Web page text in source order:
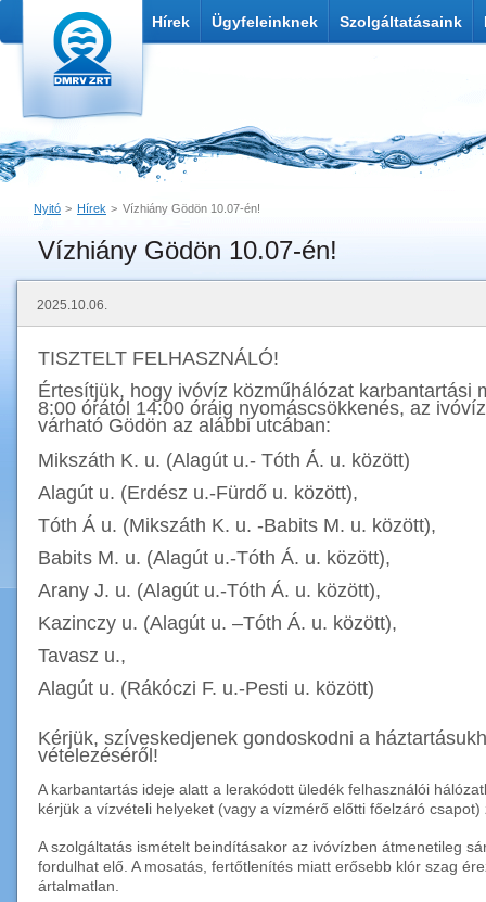
Hírek Ügyfeleinknek Szolgáltatásaink
Nyitó Hírek Vízhiány Gödön 10.07-én!
Vízhiány Gödön 10.07-én!
Link küldése
Nyomtatás
2025.10.06.
TISZTELT FELHASZNÁLÓ!
Értesítjük, hogy ivóvíz közműhálózat karbantartási
8:00 órától 14:00 óráig nyomáscsökkenés, az
várható Gödön az alábbi utcában:
Mikszáth K. u. (Alagút u.- Tóth Á. u. között)
Alagút u. (Erdész u.-Fürdő u. között),
Tóth Á u. (Mikszáth K. u. -Babits M. u. között),
Babits M. u. (Alagút u.-Tóth Á. u. között),
Arany J. u. (Alagút u.-Tóth Á. u. között),
Kazinczy u. (Alagút u. –Tóth Á. u. között),
Tavasz u.,
Alagút u. (Rákóczi F. u.-Pesti u. között)
Kérjük, szíveskedjenek gondoskodni a
vételezéséről!
A karbantartás ideje alatt a lerakódott üledék felhasználói
kérjük a vízvételi helyeket (vagy a vízmérő előtti főelzáró csapot)
A szolgáltatás ismételt beindításakor az ivóvízben átmenetileg
fordulhat elő. A mosatás, fertőtlenítés miatt erősebb klór szag
ártalmatlan.